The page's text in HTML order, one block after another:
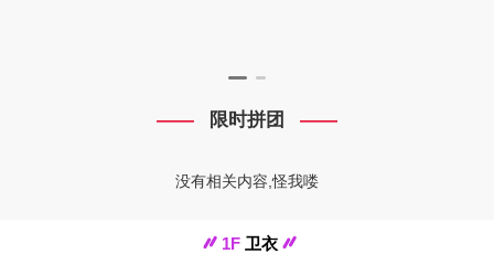
限时拼团
没有相关内容,怪我喽
1F 卫衣